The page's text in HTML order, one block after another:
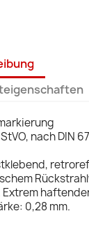
nach DIN
Extrem
0,28 mm.